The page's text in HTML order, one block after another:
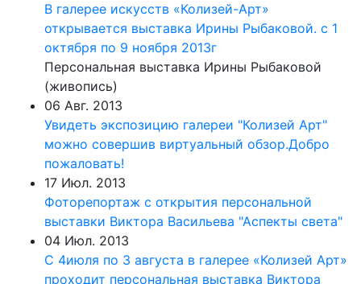
В галерее искусств «Колизей-Арт»
открывается выставка Ирины Рыбаковой. с 1
октября по 9 ноября 2013г
Персональная выставка Ирины Рыбаковой
(живопись)
06 Авг. 2013
Увидеть экспозицию галереи "Колизей Арт"
можно совершив виртуальный обзор.Добро
пожаловать!
17 Июл. 2013
Фоторепортаж с открытия персональной
выставки Виктора Васильева "Аспекты света"
04 Июл. 2013
С 4июля по 3 августа в галерее «Колизей Арт»
проходит персональная выставка Виктора